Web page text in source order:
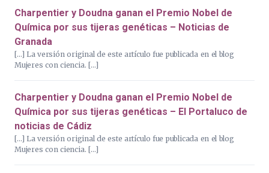
Charpentier y Doudna ganan el Premio Nobel de
Química por sus tijeras genéticas – Noticias de
Granada
[…] La versión original de este artículo fue publicada en el blog
Mujeres con ciencia. […]
Charpentier y Doudna ganan el Premio Nobel de
Química por sus tijeras genéticas – El Portaluco de
noticias de Cádiz
[…] La versión original de este artículo fue publicada en el blog
Mujeres con ciencia. […]